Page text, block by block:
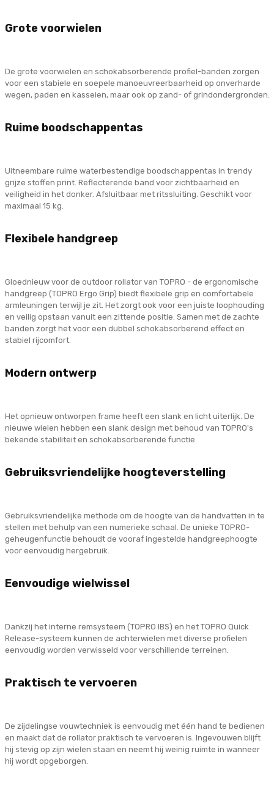
Grote voorwielen
De grote voorwielen en schokabsorberende profiel-banden zorgen
voor een stabiele en soepele manoeuvreerbaarheid op onverharde
wegen, paden en kasseien, maar ook op zand- of grindondergronden.
Ruime boodschappentas
Uitneembare ruime waterbestendige boodschappentas in trendy
grijze stoffen print. Reflecterende band voor zichtbaarheid en
veiligheid in het donker. Afsluitbaar met ritssluiting. Geschikt voor
maximaal 15 kg.
Flexibele handgreep
Gloednieuw voor de outdoor rollator van TOPRO - de ergonomische
handgreep (TOPRO Ergo Grip) biedt flexibele grip en comfortabele
armleuningen terwijl je zit. Het zorgt ook voor een juiste loophouding
en veilig opstaan ​​vanuit een zittende positie. Samen met de zachte
banden zorgt het voor een dubbel schokabsorberend effect en
stabiel rijcomfort.
Modern ontwerp
Het opnieuw ontworpen frame heeft een slank en licht uiterlijk. De
nieuwe wielen hebben een slank design met behoud van TOPRO's
bekende stabiliteit en schokabsorberende functie.
Gebruiksvriendelijke hoogteverstelling
Gebruiksvriendelijke methode om de hoogte van de handvatten in te
stellen met behulp van een numerieke schaal. De unieke TOPRO-
geheugenfunctie behoudt de vooraf ingestelde handgreephoogte
voor eenvoudig hergebruik.
Eenvoudige wielwissel
Dankzij het interne remsysteem (TOPRO IBS) en het TOPRO Quick
Release-systeem kunnen de achterwielen met diverse profielen
eenvoudig worden verwisseld voor verschillende terreinen.
Praktisch te vervoeren
De zijdelingse vouwtechniek is eenvoudig met één hand te bedienen
en maakt dat de rollator praktisch te vervoeren is. Ingevouwen blijft
hij stevig op zijn wielen staan ​​en neemt hij weinig ruimte in wanneer
hij wordt opgeborgen.